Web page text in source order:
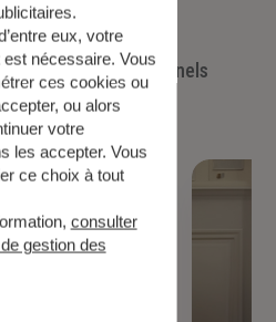
Pour les professionnels
eux, votre
nécessaire. Vous
ces cookies ou
ou alors
votre
les accepter. Vous
ce choix à tout
consulter
gestion des